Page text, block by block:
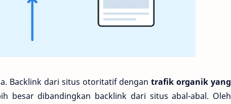
Backlink dari situs otoritatif dengantrafik organik yang
besar dibandingkan backlink dari situs abal-abal. Oleh